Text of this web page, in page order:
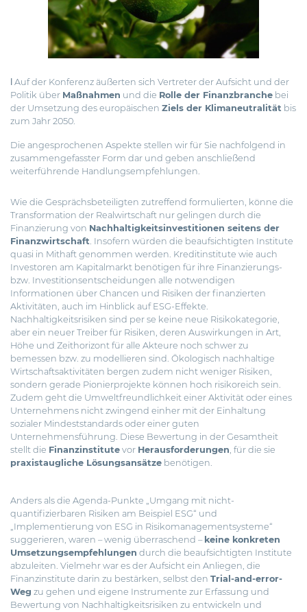
ǀ Auf der Konferenz äußerten sich Vertreter der Aufsicht und der
Politik über Maßnahmen und die Rolle der Finanzbranche bei
der Umsetzung des europäischen Ziels der Klimaneutralität bis
zum Jahr 2050.
Die angesprochenen Aspekte stellen wir für Sie nachfolgend in
zusammengefasster Form dar und geben anschließend
weiterführende Handlungsempfehlungen.
Wie die Gesprächsbeteiligten zutreffend formulierten, könne die
Transformation der Realwirtschaft nur gelingen durch die
Finanzierung von Nachhaltigkeitsinvestitionen seitens der
Finanzwirtschaft. Insofern würden die beaufsichtigten Institute
quasi in Mithaft genommen werden. Kreditinstitute wie auch
Investoren am Kapitalmarkt benötigen für ihre Finanzierungs-
bzw. Investitionsentscheidungen alle notwendigen
Informationen über Chancen und Risiken der finanzierten
Aktivitäten, auch im Hinblick auf ESG-Effekte.
Nachhaltigkeitsrisiken sind per se keine neue Risikokategorie,
aber ein neuer Treiber für Risiken, deren Auswirkungen in Art,
Höhe und Zeithorizont für alle Akteure noch schwer zu
bemessen bzw. zu modellieren sind. Ökologisch nachhaltige
Wirtschaftsaktivitäten bergen zudem nicht weniger Risiken,
sondern gerade Pionierprojekte können hoch risikoreich sein.
Zudem geht die Umweltfreundlichkeit einer Aktivität oder eines
Unternehmens nicht zwingend einher mit der Einhaltung
sozialer Mindeststandards oder einer guten
Unternehmensführung. Diese Bewertung in der Gesamtheit
stellt die Finanzinstitute vor Herausforderungen, für die sie
praxistaugliche Lösungsansätze benötigen.
Anders als die Agenda-Punkte „Umgang mit nicht-
quantifizierbaren Risiken am Beispiel ESG“ und
„Implementierung von ESG in Risikomanagementsysteme“
suggerieren, waren – wenig überraschend – keine konkreten
Umsetzungsempfehlungen durch die beaufsichtigten Institute
abzuleiten. Vielmehr war es der Aufsicht ein Anliegen, die
Finanzinstitute darin zu bestärken, selbst den Trial-and-error-
Weg zu gehen und eigene Instrumente zur Erfassung und
Bewertung von Nachhaltigkeitsrisiken zu entwickeln und